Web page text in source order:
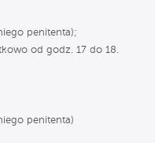
penitenta);
od godz. 17 do 18.
penitenta)